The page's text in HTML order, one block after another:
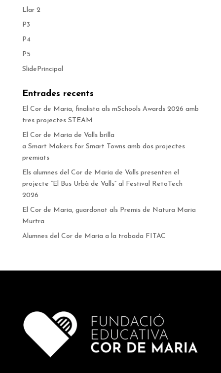
Llar 2
P3
P4
P5
SlidePrincipal
Entrades recents
El Cor de Maria, finalista als mSchools Awards 2026 amb
tres projectes STEAM
El Cor de Maria de Valls brilla
a Smart Makers for Smart Towns amb dos projectes
premiats
Els alumnes del Cor de Maria de Valls presenten el
projecte “El Bus Urbà de Valls” al Festival RetoTech
2026
El Cor de Maria, guardonat als Premis de Natura Maria
Murtra
Alumnes del Cor de Maria a la trobada FITAC